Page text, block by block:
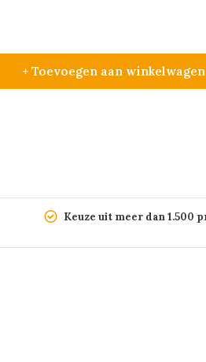
+ Toevoegen aan winkelwagen
Keuze uit meer dan 1.500